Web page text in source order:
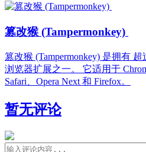
篡改猴 (Tampermonkey)
篡改猴 (Tampermonkey) 是拥有
浏览器扩展之一。 它适用于
Safari、Opera Next 和 Firefox。
暂无评论